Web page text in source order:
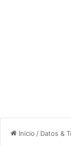
Inicio / Datos &